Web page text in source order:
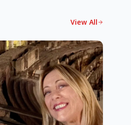
View All